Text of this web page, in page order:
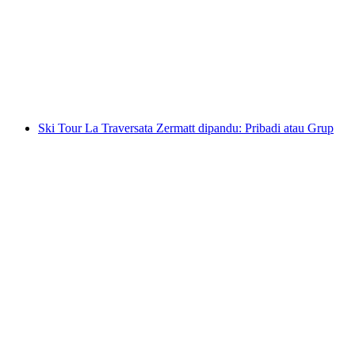
Ski Tour La Traversata Zermatt dipandu: Pribadi atau Grup